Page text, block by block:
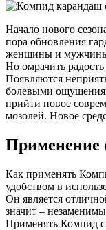
Начало нового
пора обновления
женщины и мужчины
Но омрачить
Появляются
болевыми
прийти новое
мозолей. Новое
Применение
Как применять
удобством в
Он является
значит –
Применять Компид